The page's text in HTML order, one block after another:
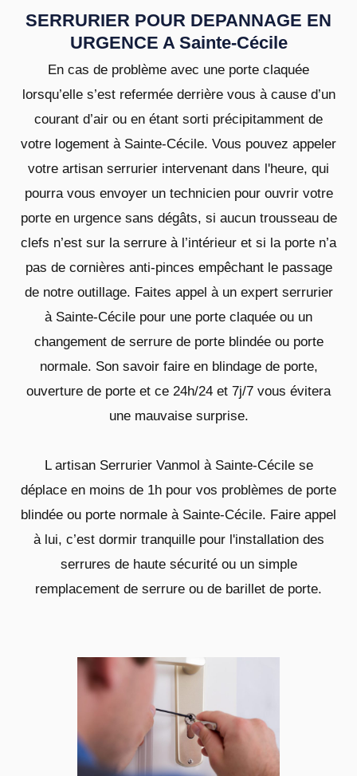
SERRURIER POUR DEPANNAGE EN
URGENCE A Sainte-Cécile
En cas de problème avec une porte claquée
lorsqu’elle s’est refermée derrière vous à cause d’un
courant d’air ou en étant sorti précipitamment de
votre logement à Sainte-Cécile. Vous pouvez appeler
votre artisan serrurier intervenant dans l'heure, qui
pourra vous envoyer un technicien pour ouvrir votre
porte en urgence sans dégâts, si aucun trousseau de
clefs n’est sur la serrure à l’intérieur et si la porte n’a
pas de cornières anti-pinces empêchant le passage
de notre outillage. Faites appel à un expert serrurier
à Sainte-Cécile pour une porte claquée ou un
changement de serrure de porte blindée ou porte
normale. Son savoir faire en blindage de porte,
ouverture de porte et ce 24h/24 et 7j/7 vous évitera
une mauvaise surprise.
L artisan Serrurier Vanmol à Sainte-Cécile se
déplace en moins de 1h pour vos problèmes de porte
blindée ou porte normale à Sainte-Cécile. Faire appel
à lui, c’est dormir tranquille pour l'installation des
serrures de haute sécurité ou un simple
remplacement de serrure ou de barillet de porte.